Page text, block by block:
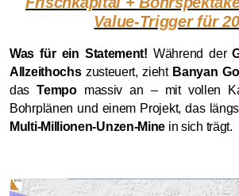
Value-Trigger für
Was für ein Statement! Während der
Allzeithochszusteuert, zieht Banyan
dasTempomassiv an – mit vollen
Bohrplänen und einem Projekt, das
Multi-Millionen-Unzen-Mine in sich trägt.